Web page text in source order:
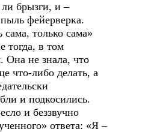
брызги, и –
фейерверка.
только сама»
тогда, в том
Она не знала, что
что-либо делать, а
и подкосились.
и беззвучно
ответа: «Я –